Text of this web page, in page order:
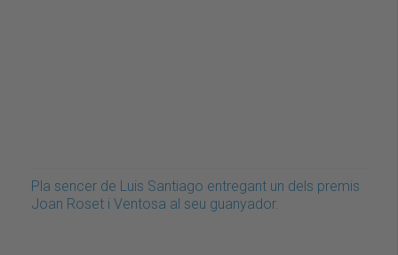
Pla sencer de Luis Santiago entregant un dels premis
Joan Roset i Ventosa al seu guanyador.